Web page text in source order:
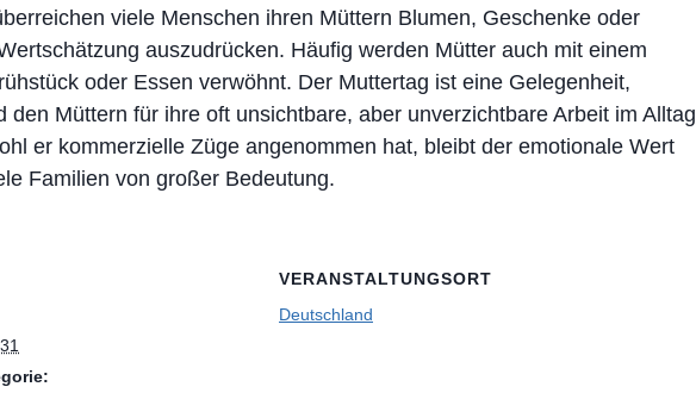
viele Menschen ihren Müttern Blumen, Geschenke oder
auszudrücken. Häufig werden Mütter auch mit einem
oder Essen verwöhnt. Der Muttertag ist eine Gelegenheit,
den Müttern für ihre oft unsichtbare, aber unverzichtbare Arbeit im Alltag
er kommerzielle Züge angenommen hat, bleibt der emotionale Wert
Familien von großer Bedeutung.
VERANSTALTUNGSORT
Deutschland